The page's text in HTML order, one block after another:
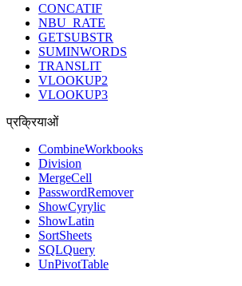
CONCATIF
NBU_RATE
GETSUBSTR
SUMINWORDS
TRANSLIT
VLOOKUP2
VLOOKUP3
प्रक्रियाओं
CombineWorkbooks
Division
MergeCell
PasswordRemover
ShowCyrylic
ShowLatin
SortSheets
SQLQuery
UnPivotTable